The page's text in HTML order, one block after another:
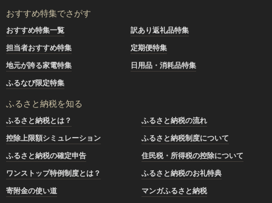
おすすめ特集でさがす
おすすめ特集一覧
訳あり返礼品特集
担当者おすすめ特集
定期便特集
地元が誇る家電特集
日用品・消耗品特集
ふるなび限定特集
ふるさと納税を知る
ふるさと納税とは？
ふるさと納税の流れ
控除上限額シミュレーション
ふるさと納税制度について
ふるさと納税の確定申告
住民税・所得税の控除について
ワンストップ特例制度とは？
ふるさと納税のお礼特典
寄附金の使い道
マンガふるさと納税